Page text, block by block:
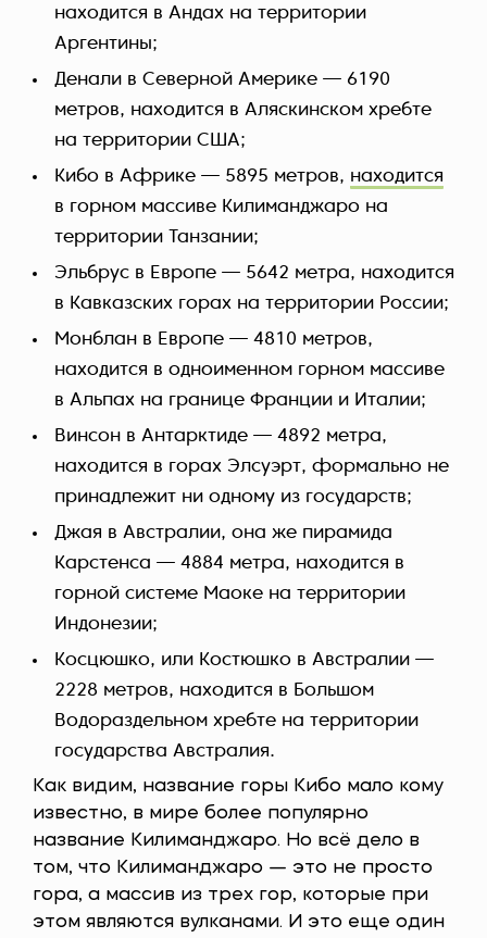
находится в Андах на территории
Аргентины;
Денали в Северной Америке — 6190
метров, находится в Аляскинском хребте
на территории США;
Кибо в Африке — 5895 метров, находится
в горном массиве Килиманджаро на
территории Танзании;
Эльбрус в Европе — 5642 метра, находится
в Кавказских горах на территории России;
Монблан в Европе — 4810 метров,
находится в одноименном горном массиве
в Альпах на границе Франции и Италии;
Винсон в Антарктиде — 4892 метра,
находится в горах Элсуэрт, формально не
принадлежит ни одному из государств;
Джая в Австралии, она же пирамида
Карстенса — 4884 метра, находится в
горной системе Маоке на территории
Индонезии;
Косцюшко, или Костюшко в Австралии —
2228 метров, находится в Большом
Водораздельном хребте на территории
государства Австралия.
Как видим, название горы Кибо мало кому
известно, в мире более популярно
название Килиманджаро. Но всё дело в
том, что Килиманджаро — это не просто
гора, а массив из трех гор, которые при
этом являются вулканами. И это еще один